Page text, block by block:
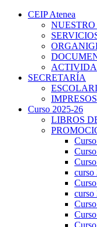
CEIP Atenea
SECRETARÍA
IMPRESOS
Curso 2025-26
LIBROS
curso
curso